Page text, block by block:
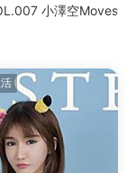
小澤空Moves